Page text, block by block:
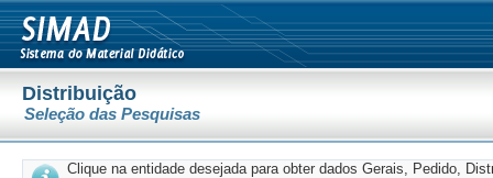
Distribuição
Seleção das Pesquisas
Clique na entidade desejada para obter dados Gerais, Pedido,